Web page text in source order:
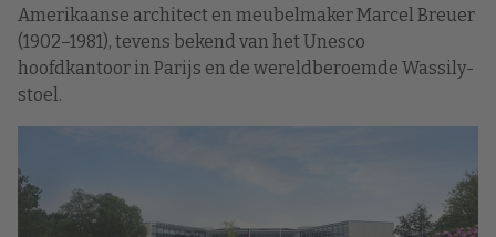
Amerikaanse architect en meubelmaker Marcel Breuer
(1902–1981), tevens bekend van het Unesco
hoofdkantoor in Parijs en de wereldberoemde Wassily-
stoel.